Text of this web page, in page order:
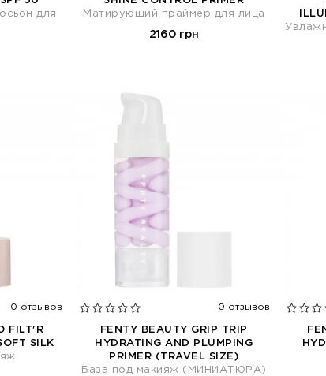
для
Матирующий праймер для лица
2160 грн
0 отзывов
FILT'R
SILK
0 отзывов
FENTY BEAUTY GRIP TRIP
HYDRATING AND PLUMPING
PRIMER (TRAVEL SIZE)
База под макияж (МИНИАТЮРА)